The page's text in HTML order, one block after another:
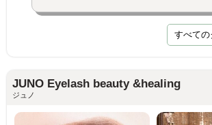
すべての
JUNO Eyelash beauty &healing
ジュノ